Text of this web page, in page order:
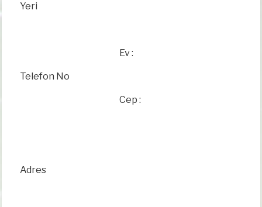
Yeri
Telefon No
Ev:
Cep :
Adres